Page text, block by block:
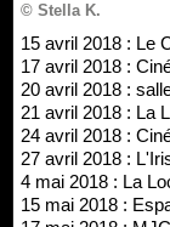
© Stella K.
15 avril 2018 : Le
17 avril 2018 :
20 avril 2018 :
21 avril 2018 : La
24 avril 2018 :
27 avril 2018 :
4 mai 2018 : La
15 mai 2018 :